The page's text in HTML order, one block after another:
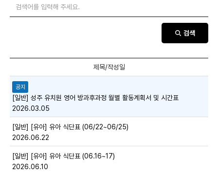
검색
공지
[일반] 성주 유치원 영어 방과후과정 월별 활동계획서 및 시간표
2026.03.05
[일반] [유아] 유아 식단표 (06/22~06/25)
2026.06.22
[일반] [유아] 유아 식단표 (06.16~17)
2026.06.10